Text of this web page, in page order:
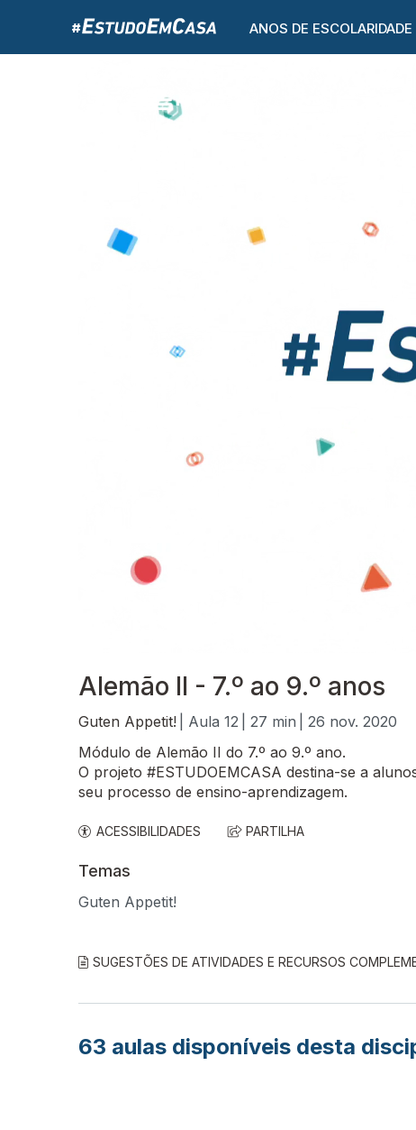
ANOS DE ESCOLARIDADE
Alemão II - 7.º ao 9.º anos
Guten Appetit! | Aula 12 | 27 min | 26 nov. 2020
Módulo de Alemão II do 7.º ao 9.º ano.
O projeto #ESTUDOEMCASA destina-se a
seu processo de ensino-aprendizagem.
ACESSIBILIDADES PARTILHA
Temas
Guten Appetit!
SUGESTÕES DE ATIVIDADES E RECURSOS
63 aulas disponíveis desta